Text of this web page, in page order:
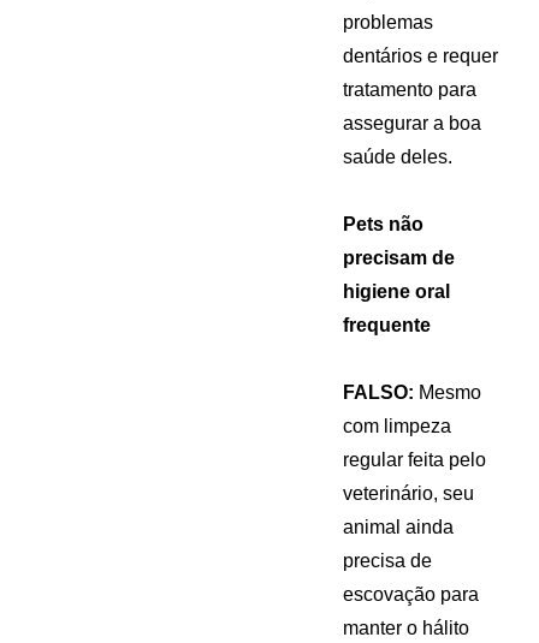
problemas
dentários e requer
tratamento para
assegurar a boa
saúde deles.
Pets não
precisam de
higiene oral
frequente
FALSO: Mesmo
com limpeza
regular feita pelo
veterinário, seu
animal ainda
precisa de
escovação para
manter o hálito